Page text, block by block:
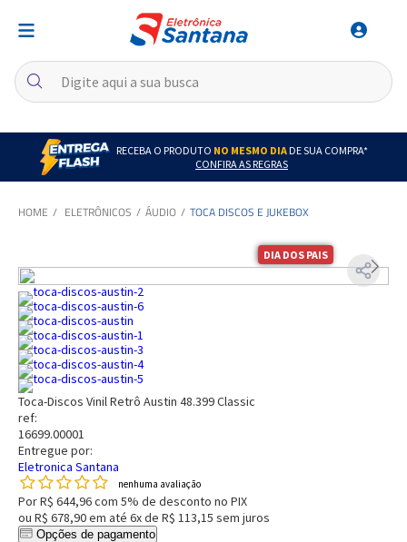
RECEBA O PRODUTO NO MESMO DIADE SUA COMPRA*
CONFIRA AS REGRAS
ELETRÔNICOS ÁUDIO TOCA DISCOS E JUKEBOX
DIA DOS PAIS
Toca-Discos Vinil Retrô Austin 48.399 Classic
ref:
16699.00001
Entregue por:
Eletronica Santana
nenhuma avaliação
PorR$ 644,96com 5% de desconto no PIX
ou R$ 678,90em até 6x de R$ 113,15 sem juros
Opções de pagamento